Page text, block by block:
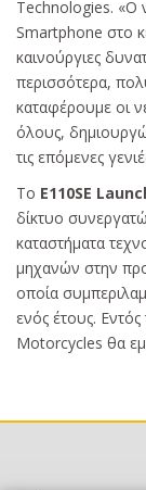
Technologies. «Ο
Smartphone στο
καινούργιες
περισσότερα,
καταφέρουμε οι
όλους,
τις επόμενες
Το Ε110SE
δίκτυο
καταστήματα
μηχανών στην
οποία
ενός έτους.
Μotorcycles θα